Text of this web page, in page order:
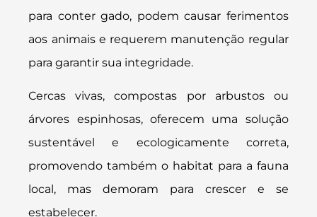
para conter gado, podem causar ferimentos
aos animais e requerem manutenção regular
para garantir sua integridade.
Cercas vivas, compostas por arbustos ou
árvores espinhosas, oferecem uma solução
sustentável e ecologicamente correta,
promovendo também o habitat para a fauna
local, mas demoram para crescer e se
estabelecer.